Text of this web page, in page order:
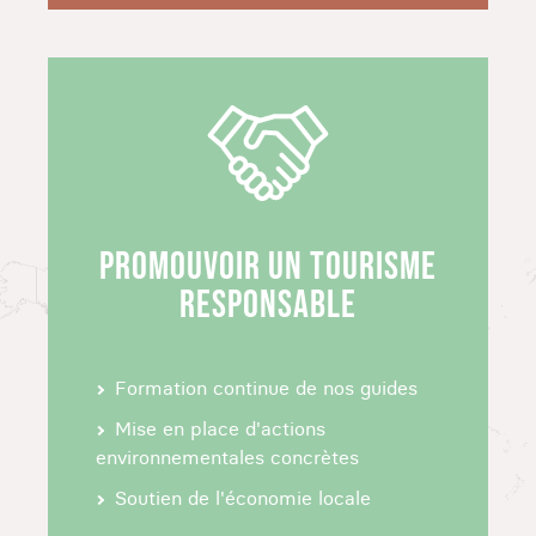
Porto da Cruz, Santana, Sao Vicente,
marché de Funchal. Contactez-nous pour
personnaliser votre voyage à Vélo à Madère en
fonctions de vos envies.
CRÉER SON SÉJOUR À MADÈRE SUR
voyage sur mesure à Madère, nos experts de la
destination vous proposent une découverte du
nord au sud de l'île avec des itinéraires allant
d'une semaine à 12 jours. Vous trouverez des
PROMOUVOIR UN TOURISME
RESPONSABLE
Formation continue de nos guides
Mise en place d'actions
environnementales concrètes
Soutien de l'économie locale